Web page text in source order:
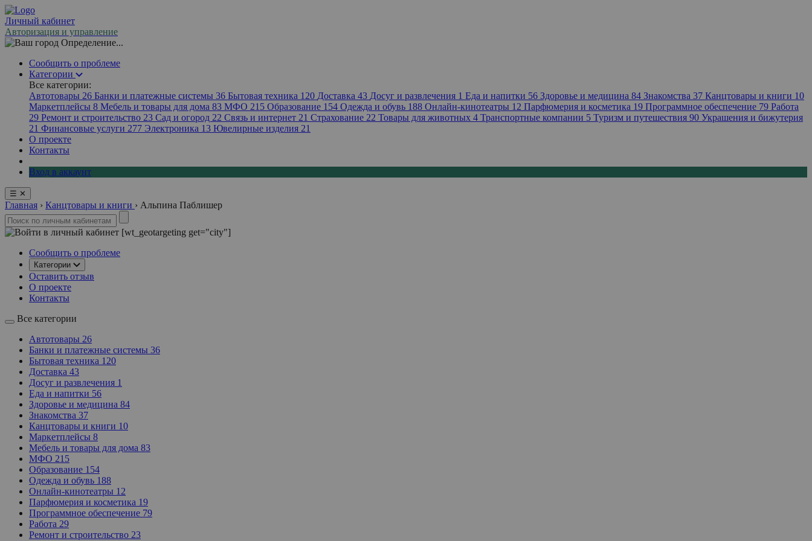
Личный кабинет
Авторизация и управление
Определение...
Сообщить о проблеме
Категории
Все категории:
Автотовары 26 Банки и платежные системы 36 Бытовая техника 120 Доставка 43 Досуг и развлечения 1 Еда и напитки 56 Здоровье и медицина 84 Знакомства 37 Канцтовары и книги 10
Маркетплейсы 8 Мебель и товары для дома 83 МФО 215 Образование 154 Одежда и обувь 188 Онлайн-кинотеатры 12 Парфюмерия и косметика 19 Программное обеспечение 79 Работа
29 Ремонт и строительство 23 Сад и огород 22 Связь и интернет 21 Страхование 22 Товары для животных 4 Транспортные компании 5 Туризм и путешествия 90 Украшения и бижутерия
21 Финансовые услуги 277 Электроника 13 Ювелирные изделия 21
О проекте
Контакты
Вход в аккаунт
☰ ✕
Главная › Канцтовары и книги › Альпина Паблишер
[wt_geotargeting get="city"]
Сообщить о проблеме
Категории
Оставить отзыв
О проекте
Контакты
Все категории
Автотовары 26
Банки и платежные системы 36
Бытовая техника 120
Доставка 43
Досуг и развлечения 1
Еда и напитки 56
Здоровье и медицина 84
Знакомства 37
Канцтовары и книги 10
Маркетплейсы 8
Мебель и товары для дома 83
МФО 215
Образование 154
Одежда и обувь 188
Онлайн-кинотеатры 12
Парфюмерия и косметика 19
Программное обеспечение 79
Работа 29
Ремонт и строительство 23